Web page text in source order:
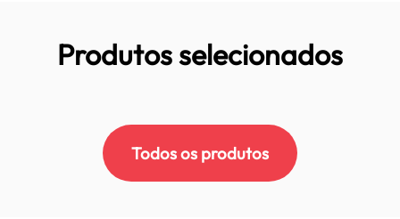
Produtos selecionados
Todos os produtos